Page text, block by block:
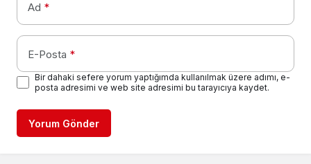
Ad *
E-Posta *
Bir dahaki sefere yorum yaptığımda kullanılmak üzere adımı, e-
posta adresimi ve web site adresimi bu tarayıcıya kaydet.
Yorum Gönder